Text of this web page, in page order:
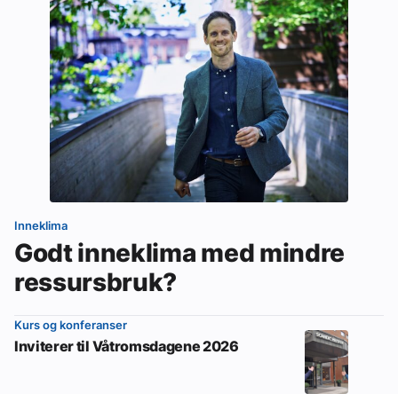
Inneklima
Godt inneklima med mindre
ressursbruk?
Kurs og konferanser
Inviterer til Våtromsdagene 2026